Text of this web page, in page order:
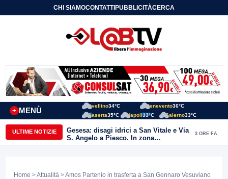
CHI SIAMOCONTATTIPUBBLICITÀCERCA
MENÙ
+
Avellino34°C Benevento36°C
Caserta35°C Napoli33°C Salerno33°C
ULTIME NOTIZIE
Gesesa: disagi idrici a San Vitale e Via
S. Angelo a Piesco. In zona
posizionata l’autobotte
3 ORE FA
Home >Attualità > Amos Partenio in trasferta a San Gennaro Vesuviano